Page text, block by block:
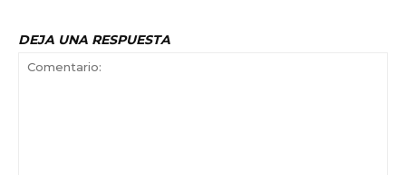
DEJA UNA RESPUESTA